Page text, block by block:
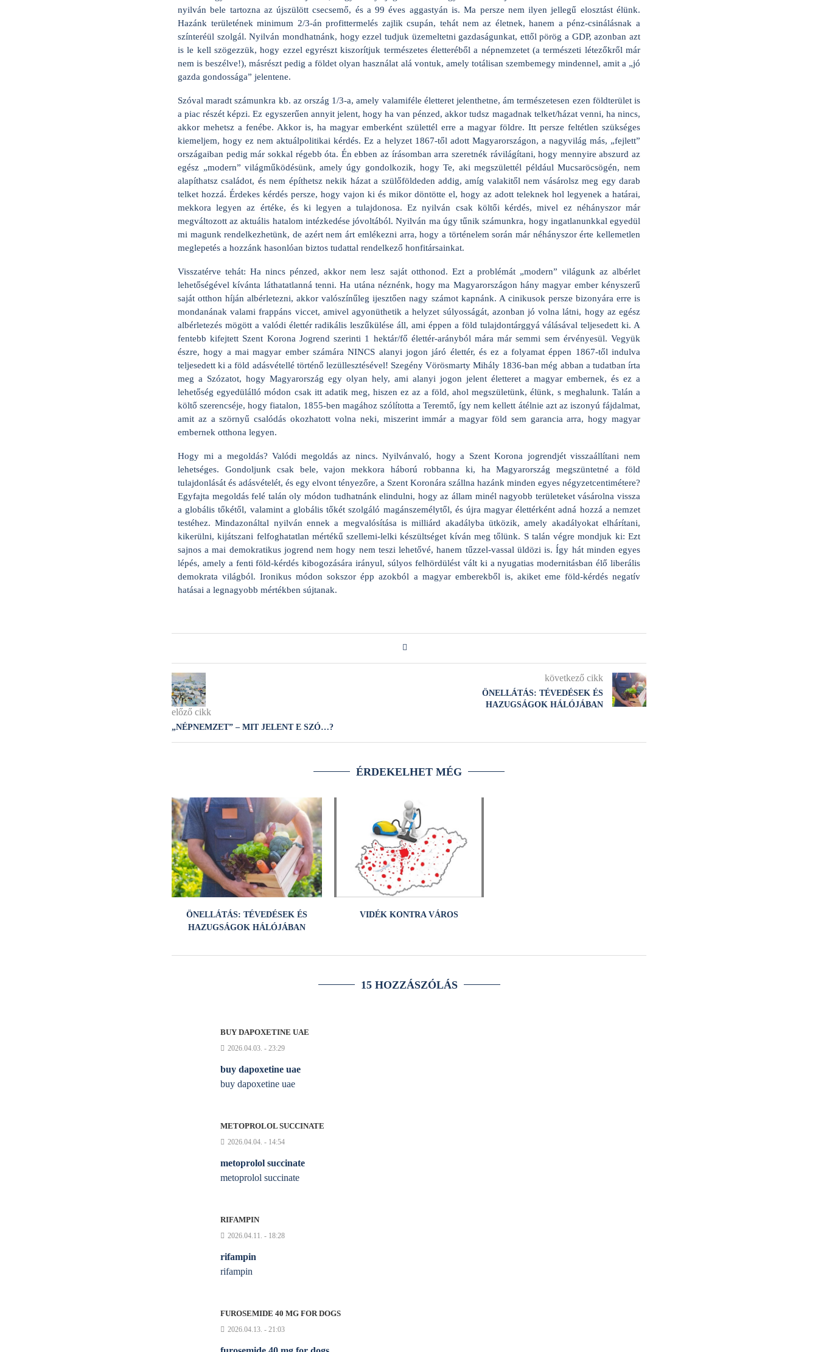
nyilván bele tartozna az újszülött csecsemő, és a 99 éves aggastyán is. Ma persze nem ilyen jellegű elosztást élünk.
Hazánk területének minimum 2/3-án profittermelés zajlik csupán, tehát nem az életnek, hanem a pénz-csinálásnak a
színteréül szolgál. Nyilván mondhatnánk, hogy ezzel tudjuk üzemeltetni gazdaságunkat, ettől pörög a GDP, azonban azt
is le kell szögezzük, hogy ezzel egyrészt kiszorítjuk természetes életteréből a népnemzetet (a természeti létezőkről már
nem is beszélve!), másrészt pedig a földet olyan használat alá vontuk, amely totálisan szembemegy mindennel, amit a „jó
gazda gondossága” jelentene.
Szóval maradt számunkra kb. az ország 1/3-a, amely valamiféle életteret jelenthetne, ám természetesen ezen földterület is
a piac részét képzi. Ez egyszerűen annyit jelent, hogy ha van pénzed, akkor tudsz magadnak telket/házat venni, ha nincs,
akkor mehetsz a fenébe. Akkor is, ha magyar emberként születtél erre a magyar földre. Itt persze feltétlen szükséges
kiemeljem, hogy ez nem aktuálpolitikai kérdés. Ez a helyzet 1867-től adott Magyarországon, a nagyvilág más, „fejlett”
országaiban pedig már sokkal régebb óta. Én ebben az írásomban arra szeretnék rávilágítani, hogy mennyire abszurd az
egész „modern” világműködésünk, amely úgy gondolkozik, hogy Te, aki megszülettél például Mucsaröcsögén, nem
alapíthatsz családot, és nem építhetsz nekik házat a szülőföldeden addig, amíg valakitől nem vásárolsz meg egy darab
telket hozzá. Érdekes kérdés persze, hogy vajon ki és mikor döntötte el, hogy az adott teleknek hol legyenek a határai,
mekkora legyen az értéke, és ki legyen a tulajdonosa. Ez nyilván csak költői kérdés, mivel ez néhányszor már
megváltozott az aktuális hatalom intézkedése jóvoltából. Nyilván ma úgy tűnik számunkra, hogy ingatlanunkkal egyedül
mi magunk rendelkezhetünk, de azért nem árt emlékezni arra, hogy a történelem során már néhányszor érte kellemetlen
meglepetés a hozzánk hasonlóan biztos tudattal rendelkező honfitársainkat.
Visszatérve tehát: Ha nincs pénzed, akkor nem lesz saját otthonod. Ezt a problémát „modern” világunk az albérlet
lehetőségével kívánta láthatatlanná tenni. Ha utána néznénk, hogy ma Magyarországon hány magyar ember kényszerű
saját otthon híján albérletezni, akkor valószínűleg ijesztően nagy számot kapnánk. A cinikusok persze bizonyára erre is
mondanának valami frappáns viccet, amivel agyonüthetik a helyzet súlyosságát, azonban jó volna látni, hogy az egész
albérletezés mögött a valódi élettér radikális leszűkülése áll, ami éppen a föld tulajdontárggyá válásával teljesedett ki. A
fentebb kifejtett Szent Korona Jogrend szerinti 1 hektár/fő élettér-arányból mára már semmi sem érvényesül. Vegyük
észre, hogy a mai magyar ember számára NINCS alanyi jogon járó élettér, és ez a folyamat éppen 1867-től indulva
teljesedett ki a föld adásvétellé történő lezüllesztésével! Szegény Vörösmarty Mihály 1836-ban még abban a tudatban írta
meg a Szózatot, hogy Magyarország egy olyan hely, ami alanyi jogon jelent életteret a magyar embernek, és ez a
lehetőség egyedülálló módon csak itt adatik meg, hiszen ez az a föld, ahol megszületünk, élünk, s meghalunk. Talán a
költő szerencséje, hogy fiatalon, 1855-ben magához szólította a Teremtő, így nem kellett átélnie azt az iszonyú fájdalmat,
amit az a szörnyű csalódás okozhatott volna neki, miszerint immár a magyar föld sem garancia arra, hogy magyar
embernek otthona legyen.
Hogy mi a megoldás? Valódi megoldás az nincs. Nyilvánvaló, hogy a Szent Korona jogrendjét visszaállítani nem
lehetséges. Gondoljunk csak bele, vajon mekkora háború robbanna ki, ha Magyarország megszüntetné a föld
tulajdonlását és adásvételét, és egy elvont tényezőre, a Szent Koronára szállna hazánk minden egyes négyzetcentimétere?
Egyfajta megoldás felé talán oly módon tudhatnánk elindulni, hogy az állam minél nagyobb területeket vásárolna vissza
a globális tőkétől, valamint a globális tőkét szolgáló magánszemélytől, és újra magyar élettérként adná hozzá a nemzet
testéhez. Mindazonáltal nyilván ennek a megvalósítása is milliárd akadályba ütközik, amely akadályokat elhárítani,
kikerülni, kijátszani felfoghatatlan mértékű szellemi-lelki készültséget kíván meg tőlünk. S talán végre mondjuk ki: Ezt
sajnos a mai demokratikus jogrend nem hogy nem teszi lehetővé, hanem tűzzel-vassal üldözi is. Így hát minden egyes
lépés, amely a fenti föld-kérdés kibogozására irányul, súlyos felhördülést vált ki a nyugatias modernitásban élő liberális
demokrata világból. Ironikus módon sokszor épp azokból a magyar emberekből is, akiket eme föld-kérdés negatív
hatásai a legnagyobb mértékben sújtanak.
előző cikk
„NÉPNEMZET” – MIT JELENT E SZÓ…?
következő cikk
ÖNELLÁTÁS: TÉVEDÉSEK ÉS
HAZUGSÁGOK HÁLÓJÁBAN
ÉRDEKELHET MÉG
ÖNELLÁTÁS: TÉVEDÉSEK ÉS
HAZUGSÁGOK HÁLÓJÁBAN
VIDÉK KONTRA VÁROS
15 HOZZÁSZÓLÁS
BUY DAPOXETINE UAE
2026.04.03. - 23:29
buy dapoxetine uae
buy dapoxetine uae
METOPROLOL SUCCINATE
2026.04.04. - 14:54
metoprolol succinate
metoprolol succinate
RIFAMPIN
2026.04.11. - 18:28
rifampin
rifampin
FUROSEMIDE 40 MG FOR DOGS
2026.04.13. - 21:03